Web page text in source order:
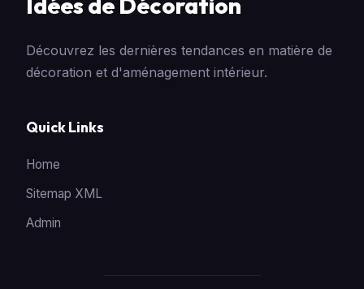
Découvrez les dernières tendances en matière de
décoration et d'aménagement intérieur.
Quick Links
Home
Sitemap XML
Admin